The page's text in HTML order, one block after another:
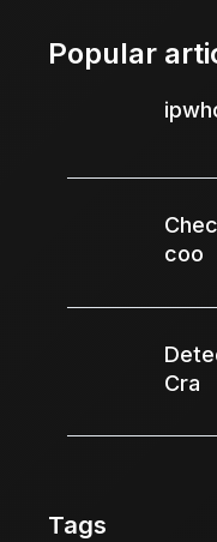
Popular
coo
Cra
Tags